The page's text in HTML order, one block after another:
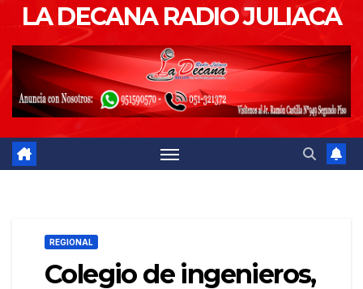
LA DECANA RADIO JULIACA
REGIONAL
Colegio de ingenieros,